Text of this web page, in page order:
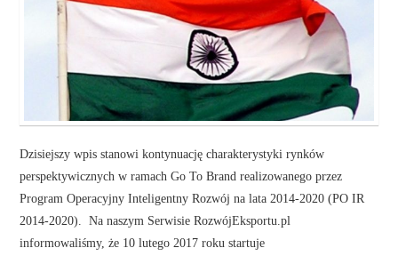
Dzisiejszy wpis stanowi kontynuację charakterystyki rynków
perspektywicznych w ramach Go To Brand realizowanego przez
Program Operacyjny Inteligentny Rozwój na lata 2014-2020 (PO IR
2014-2020). Na naszym Serwisie RozwójEksportu.pl
informowaliśmy, że 10 lutego 2017 roku startuje